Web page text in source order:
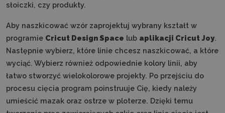
słoiczki, czy produkty.
Aby naszkicować wzór zaprojektuj wybrany kształt w
programie Cricut Design Space lub aplikacji Cricut Joy.
Następnie wybierz, które linie chcesz naszkicować, a które
wyciąć. Wybierz również odpowiednie kolory linii, aby
łatwo stworzyć wielokolorowe projekty. Po przejściu do
procesu cięcia program poinstruuje Cię, kiedy należy
umieścić mazak oraz ostrze w ploterze. Dzięki temu